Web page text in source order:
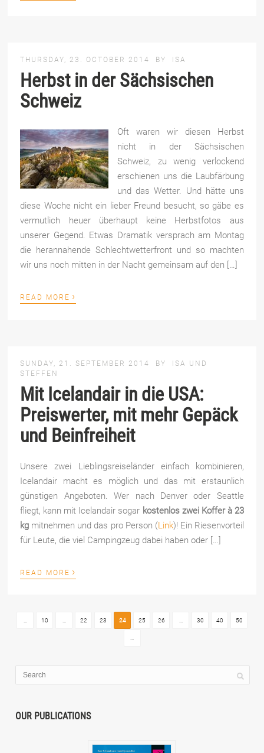
THURSDAY, 23. OCTOBER 2014 BY ISA
Herbst in der Sächsischen
Schweiz
Oft waren wir diesen Herbst
nicht in der Sächsischen
Schweiz, zu wenig verlockend
erschienen uns die Laubfärbung
und das Wetter. Und hätte uns
diese Woche nicht ein lieber Freund besucht, so gäbe es
vermutlich heuer überhaupt keine Herbstfotos aus
unserer Gegend. Etwas Dramatik versprach am Montag
die herannahende Schlechtwetterfront und so machten
wir uns noch mitten in der Nacht gemeinsam auf den […]
READ MORE ›
SUNDAY, 21. SEPTEMBER 2014 BY
ISA UND
STEFFEN
Mit Icelandair in die USA:
Preiswerter, mit mehr Gepäck
und Beinfreiheit
Unsere zwei Lieblingsreiseländer einfach kombinieren,
Icelandair macht es möglich und das mit erstaunlich
günstigen Angeboten. Wer nach Denver oder Seattle
fliegt, kann mit Icelandair sogar kostenlos zwei Koffer à 23
kg mitnehmen und das pro Person (Link)! Ein Riesenvorteil
für Leute, die viel Campingzeug dabei haben oder […]
READ MORE ›
10 22 23 24 25 26 30 40 50
OUR PUBLICATIONS